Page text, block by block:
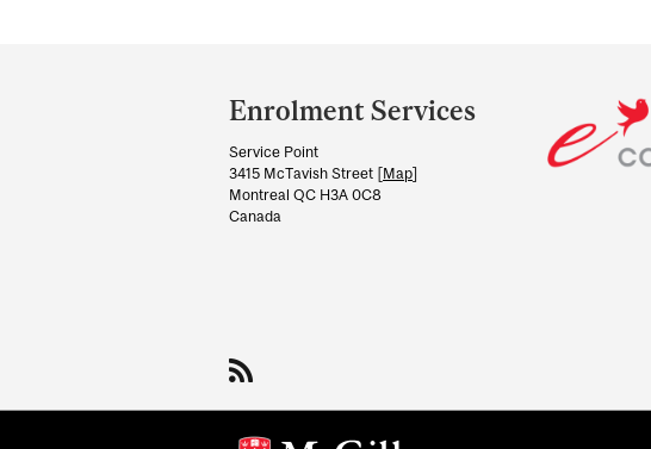
and
University
Information
Enrolment Services
Service Point
3415 McTavish Street [Map]
Montreal QC H3A 0C8
Canada